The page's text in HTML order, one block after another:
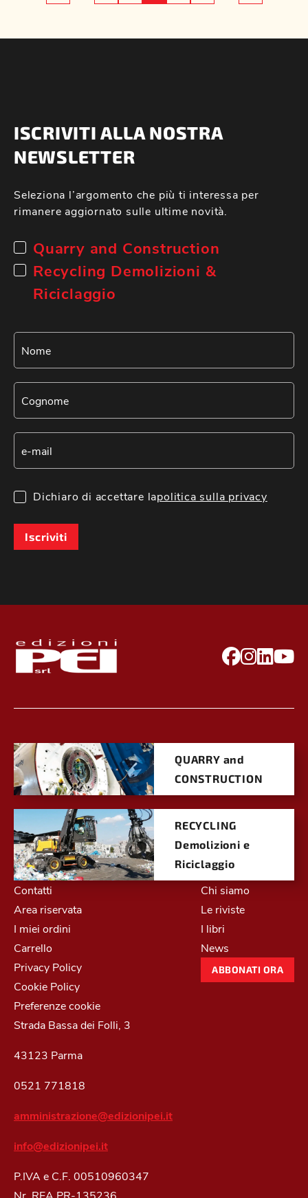
ISCRIVITI ALLA NOSTRA
NEWSLETTER
Seleziona l’argomento che più ti interessa per
rimanere aggiornato sulle ultime novità.
Quarry and Construction
Recycling Demolizioni &
Riciclaggio
Dichiaro di accettare lapolitica sulla privacy
Iscriviti
QUARRY and
CONSTRUCTION
RECYCLING
Demolizioni e
Riciclaggio
Contatti
Area riservata
I miei ordini
Carrello
Privacy Policy
Cookie Policy
Preferenze cookie
Chi siamo
Le riviste
I libri
News
ABBONATI ORA
Strada Bassa dei Folli, 3
43123 Parma
0521 771818
amministrazione@edizionipei.it
info@edizionipei.it
P.IVA e C.F. 00510960347
Nr. REA PR-135236